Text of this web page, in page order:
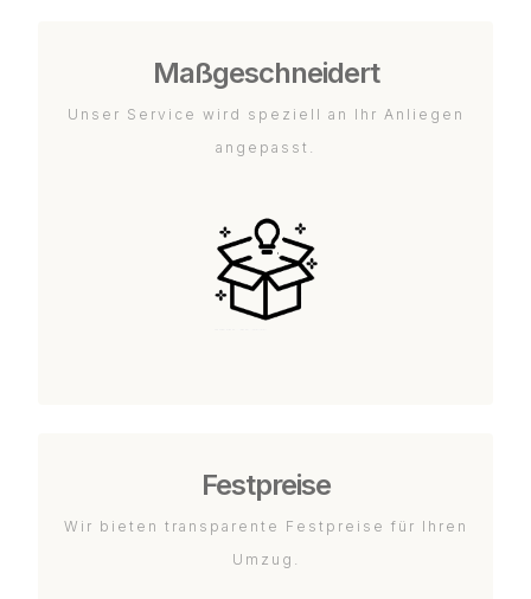
Maßgeschneidert
Unser Service wird speziell an Ihr Anliegen
angepasst.
Festpreise
Wir bieten transparente Festpreise für Ihren
Umzug.